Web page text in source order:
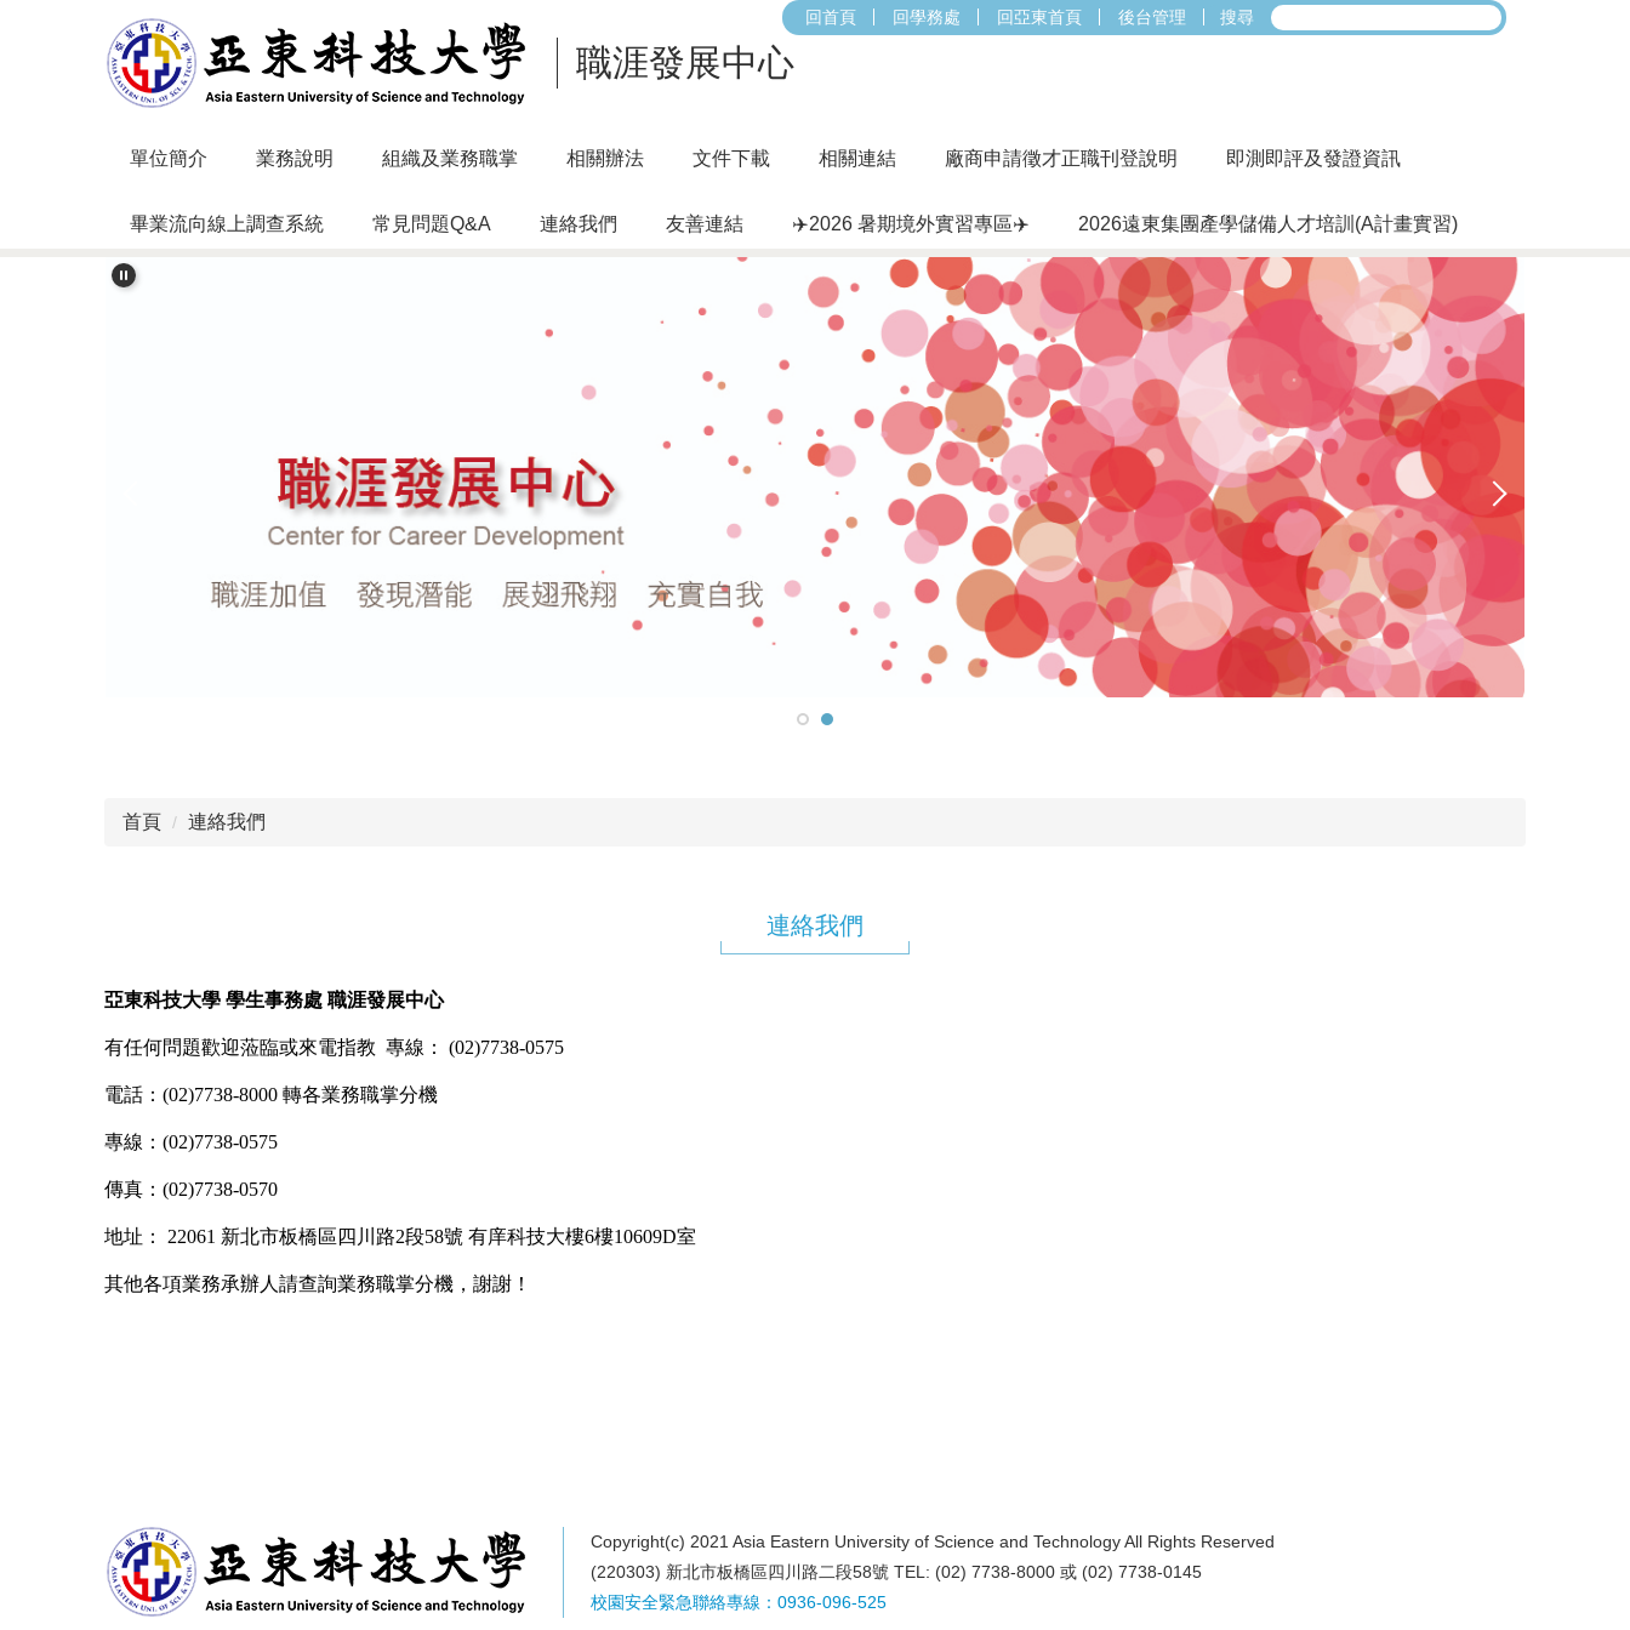
職涯發展中心
回首頁 回學務處 回亞東首頁 後台管理 搜尋
單位簡介 業務說明 組織及業務職掌 相關辦法 文件下載 相關連結 廠商申請徵才正職刊登說明 即測即評及發證資訊
畢業流向線上調查系統 常見問題Q&A 連絡我們 友善連結 ✈️2026 暑期境外實習專區✈️ 2026遠東集團產學儲備人才培訓(A計畫實習)
首頁 連絡我們
連絡我們
亞東科技大學 學生事務處 職涯發展中心
有任何問題歡迎蒞臨或來電指教 專線： (02)7738-0575
電話：(02)7738-8000 轉各業務職掌分機
專線 ： (02)7738-0575
傳真 ： (02)7738-0570
地址 ： 22061 新北市板橋區四川路2段58號 有庠科技大樓6樓10609D室
其他各項業務承辦人請查詢業務職掌分機，謝謝！
Copyright(c) 2021 Asia Eastern University of Science and Technology All Rights Reserved
(220303) 新北市板橋區四川路二段58號 TEL: (02) 7738-8000 或 (02) 7738-0145
校園安全緊急聯絡專線：0936-096-525